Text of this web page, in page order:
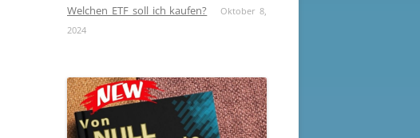
Welchen ETF soll ich kaufen?
Oktober 8,
2024